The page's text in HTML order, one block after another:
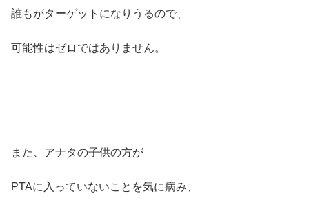
誰もがターゲットになりうるので、
可能性はゼロではありません。
また、アナタの子供の方が
PTAに入っていないことを気に病み、